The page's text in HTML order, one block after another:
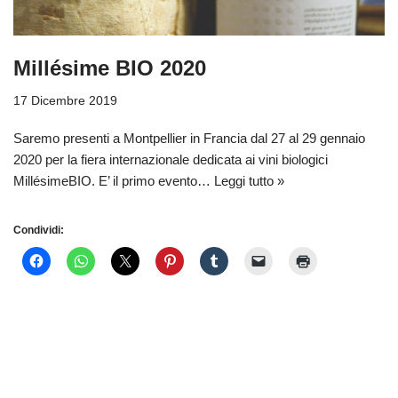
Millésime BIO 2020
17 Dicembre 2019
Saremo presenti a Montpellier in Francia dal 27 al 29 gennaio
2020 per la fiera internazionale dedicata ai vini biologici
MillésimeBIO. E’ il primo evento… Leggi tutto »
Condividi: